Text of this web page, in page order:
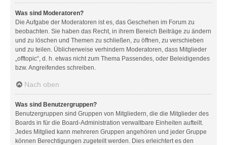
Was sind Moderatoren?
Die Aufgabe der Moderatoren ist es, das Geschehen im Forum zu
beobachten. Sie haben das Recht, in ihrem Bereich Beiträge zu ändern
und zu löschen und Themen zu schließen, zu öffnen, zu verschieben
und zu teilen. Üblicherweise verhindern Moderatoren, dass Mitglieder
„offtopic“, d. h. etwas nicht zum Thema Passendes, oder Beleidigendes
bzw. Angreifendes schreiben.
Nach oben
Was sind Benutzergruppen?
Benutzergruppen sind Gruppen von Mitgliedern, die die Mitglieder des
Boards in für die Board-Administration verwaltbare Einheiten aufteilt.
Jedes Mitglied kann mehreren Gruppen angehören und jeder Gruppe
können Berechtigungen zugeteilt werden. Dies erleichtert es den